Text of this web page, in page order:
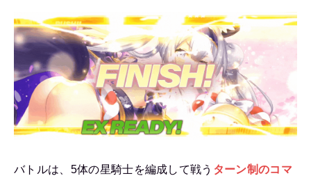
バトルは、5体の星騎士を編成して戦う ターン制のコマ